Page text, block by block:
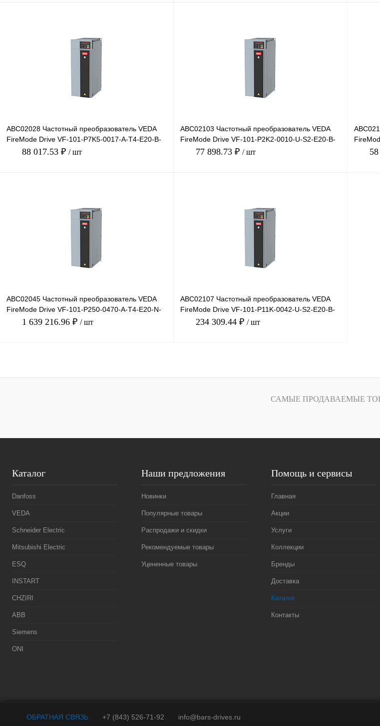
Сравнение
Под заказ
Сравнение
Под заказ
ABC02028 Частотный преобразователь VEDA
FireMode Drive VF-101-P7K5-0017-A-T4-E20-B-
H-SW01, 380В, 7,5
88 017.53 ₽ / шт
Сравнение
Под заказ
ABC02103 Частотный преобразователь VEDA
FireMode Drive VF-101-P2K2-0010-U-S2-E20-B-
H-SW01, 220В, 2,2
77 898.73 ₽ / шт
Сравнение
Под заказ
H-
ABC02045 Частотный преобразователь VEDA
FireMode Drive VF-101-P250-0470-A-T4-E20-N-
H-D-SW01, 380В, 2
1 639 216.96 ₽ / шт
ABC02107 Частотный преобразователь VEDA
FireMode Drive VF-101-P11K-0042-U-S2-E20-B-
H-SW01, 220В, 11к
234 309.44 ₽ / шт
САМЫЕ ПРОДАВАЕМЫЕ
Каталог
Danfoss
VEDA
Schneider Electric
Mitsubishi Electric
ESQ
INSTART
CHZIRI
ABB
Siemens
ONI
Наши предложения
Новинки
Популярные товары
Распродажи и скидки
Рекомендуемые товары
Уцененные товары
Помощь и сервисы
Главная
Акции
Услуги
Коллекции
Бренды
Доставка
Каталог
Контакты
ОБРАТНАЯ СВЯЗЬ +7 (843) 526-71-92 info@bars-drives.ru